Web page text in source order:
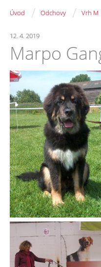
Úvod / Odchovy / Vrh M
12. 4. 2019
Marpo